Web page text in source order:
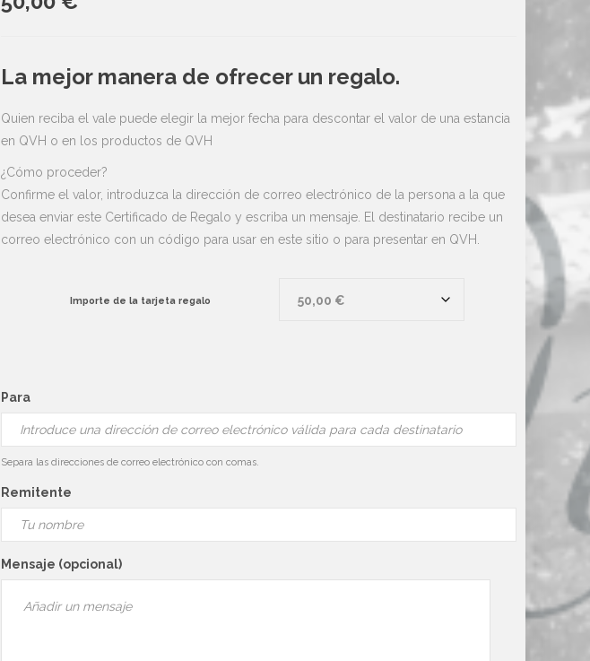
La mejor manera de ofrecer un regalo.
Quien reciba el vale puede elegir la mejor fecha para descontar el valor de una estancia
en QVH o en los productos de QVH
¿Cómo proceder?
Confirme el valor, introduzca la dirección de correo electrónico de la persona a la que
desea enviar este Certificado de Regalo y escriba un mensaje. El destinatario recibe un
correo electrónico con un código para usar en este sitio o para presentar en QVH.
Importe de la tarjeta regalo
Para
Separa las direcciones de correo electrónico con comas.
Remitente
Mensaje (opcional)